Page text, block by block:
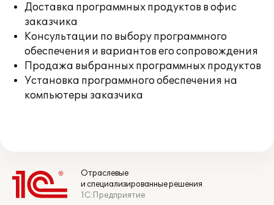
Доставка программных продуктов в офис
заказчика
Консультации по выбору программного
обеспечения и вариантов его сопровождения
Продажа выбранных программных продуктов
Установка программного обеспечения на
компьютеры заказчика
Отраслевые
и специализированные решения
1С:Предприятие